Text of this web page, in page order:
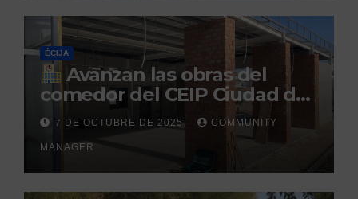
ÉCIJA
Avanzan las obras del
comedor del CEIP Ciudad del
Sol: su finalización está
prevista para finales de 2025
7 DE OCTUBRE DE 2025 COMMUNITY
MANAGER